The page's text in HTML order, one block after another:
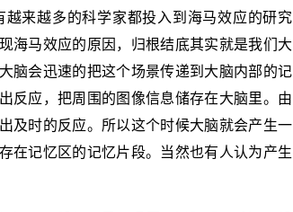
来越多的科学家都投入到海马效应的研究
海马效应的原因，归根结底其实就是我们大
脑会迅速的把这个场景传递到大脑内部的记
反应，把周围的图像信息储存在大脑里。由
及时的反应。所以这个时候大脑就会产生一
在记忆区的记忆片段。当然也有人认为产生